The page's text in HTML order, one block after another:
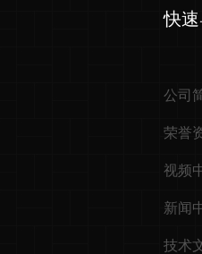
快
公司
荣誉
视频
新闻
技术